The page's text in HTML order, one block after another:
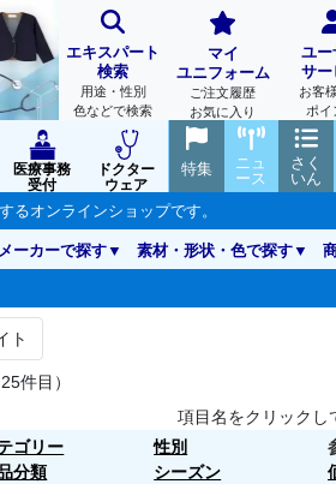
エキスパート
検索
用途・性別
色などで検索
マイ
ユニフォーム
ご注文履歴
お気に入り
ユー
サー
お客
ポイ
医療事務
受付
ドクター
ウェア
さく
いん
ニュ
ース
特集
オンラインショップです。
メーカーで探す 素材・形状・色で探す
ト
件目）
項目名をクリックし
ゴリー
分類
性別
シーズン